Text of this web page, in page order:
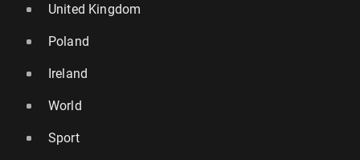
United Kingdom
Poland
Ireland
World
Sport